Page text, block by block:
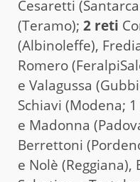
Cesaretti
(Teramo); 2 reti
(Albinoleffe),
Romero
e Valagussa
Schiavi (Modena;
e Madonna
Berrettoni
e Nolè